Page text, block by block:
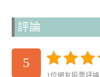
評論
5